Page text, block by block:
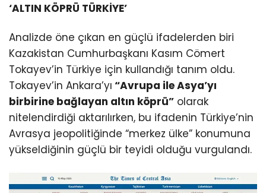
‘ALTIN KÖPRÜ TÜRKİYE’
Analizde öne çıkan en güçlü ifadelerden biri
Kazakistan Cumhurbaşkanı Kasım Cömert
Tokayev’in Türkiye için kullandığı tanım oldu.
Tokayev’in Ankara’yı “Avrupa ile Asya’yı
birbirine bağlayan altın köprü” olarak
nitelendirdiği aktarılırken, bu ifadenin Türkiye’nin
Avrasya jeopolitiğinde “merkez ülke” konumuna
yükseldiğinin güçlü bir teyidi olduğu vurgulandı.